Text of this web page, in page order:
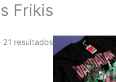
Frikis
21 resultados